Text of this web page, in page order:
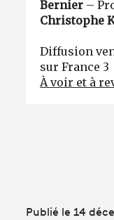
Bernier –
Christophe
Diffusion
sur France 3
À voir et à
Publié le 14